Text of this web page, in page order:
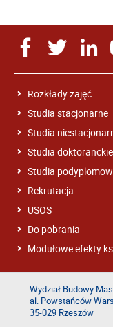
Rozkłady zajęć
Studia stacjonarne
Studia
Studia doktoranckie
Studia
Rekrutacja
USOS
Do pobrania
Modułowe efekty
Wydział Budowy
al. Powstańców
35-029 Rzeszów